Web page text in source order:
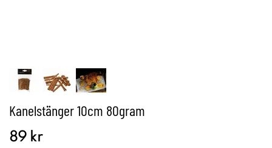
Kanelstänger 10cm 80gram
89 kr